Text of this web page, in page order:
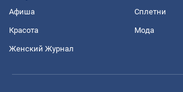
Афиша Сплетни
Красота Мода
Женский Журнал